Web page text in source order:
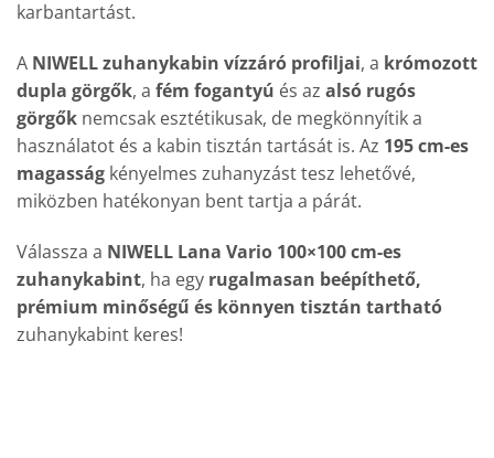
karbantartást.
A NIWELL zuhanykabin vízzáró profiljai, a krómozott
dupla görgők, a fém fogantyú és az alsó rugós
görgők nemcsak esztétikusak, de megkönnyítik a
használatot és a kabin tisztán tartását is. Az 195 cm-es
magasság kényelmes zuhanyzást tesz lehetővé,
miközben hatékonyan bent tartja a párát.
Válassza a NIWELL Lana Vario 100×100 cm-es
zuhanykabint, ha egy rugalmasan beépíthető,
prémium minőségű és könnyen tisztán tartható
zuhanykabint keres!